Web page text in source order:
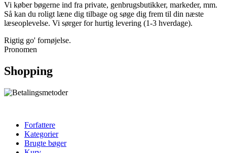
Vi køber bøgerne ind fra private, genbrugsbutikker, markeder, mm.
Så kan du roligt læne dig tilbage og søge dig frem til din næste
læseoplevelse. Vi sørger for hurtig levering (1-3 hverdage).
Rigtig go' fornøjelse.
Pronomen
Shopping
Forfattere
Kategorier
Brugte bøger